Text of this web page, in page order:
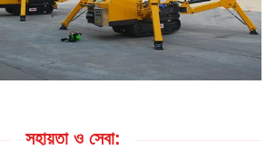
সহায়তা ও সেবা: